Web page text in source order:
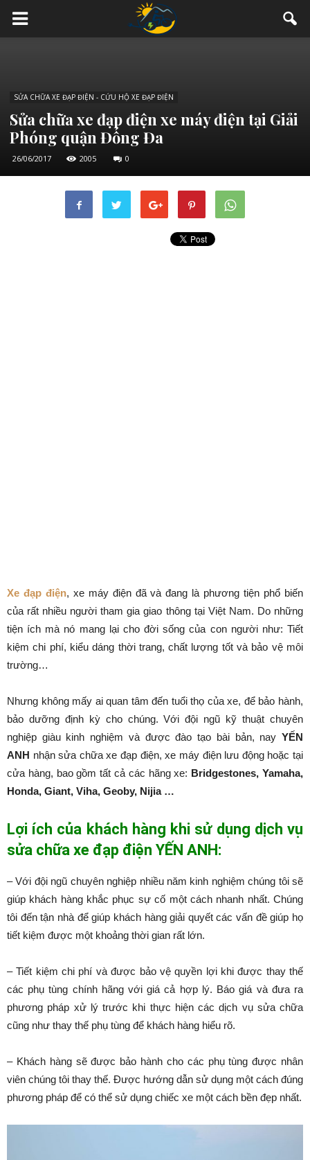
SỬA CHỮA XE ĐẠP ĐIỆN - CỨU HỘ XE ĐẠP ĐIỆN
Sửa chữa xe đạp điện xe máy điện tại Giải
Phóng quận Đống Đa
26/06/2017 2005 0
Xe đạp điện, xe máy điện đã và đang là phương tiện phổ biến
của rất nhiều người tham gia giao thông tại Việt Nam. Do những
tiện ích mà nó mang lại cho đời sống của con người như: Tiết
kiệm chi phí, kiểu dáng thời trang, chất lượng tốt và bảo vệ môi
trường…
Nhưng không mấy ai quan tâm đến tuổi thọ của xe, để bảo hành,
bảo dưỡng định kỳ cho chúng. Với đội ngũ kỹ thuật chuyên
nghiệp giàu kinh nghiệm và được đào tạo bài bản, nay YẾN
ANH nhận sửa chữa xe đạp điện, xe máy điện lưu động hoặc tại
cửa hàng, bao gồm tất cả các hãng xe: Bridgestones, Yamaha,
Honda, Giant, Viha, Geoby, Nijia …
Lợi ích của khách hàng khi sử dụng dịch vụ
sửa chữa xe đạp điện YẾN ANH:
– Với đội ngũ chuyên nghiệp nhiều năm kinh nghiệm chúng tôi sẽ
giúp khách hàng khắc phục sự cố một cách nhanh nhất. Chúng
tôi đến tận nhà để giúp khách hàng giải quyết các vấn đề giúp họ
tiết kiệm được một khoảng thời gian rất lớn.
– Tiết kiệm chi phí và được bảo vệ quyền lợi khi được thay thế
các phụ tùng chính hãng với giá cả hợp lý. Báo giá và đưa ra
phương pháp xử lý trước khi thực hiện các dịch vụ sửa chữa
cũng như thay thế phụ tùng để khách hàng hiểu rõ.
– Khách hàng sẽ được bảo hành cho các phụ tùng được nhân
viên chúng tôi thay thế. Được hướng dẫn sử dụng một cách đúng
phương pháp để có thể sử dụng chiếc xe một cách bền đẹp nhất.